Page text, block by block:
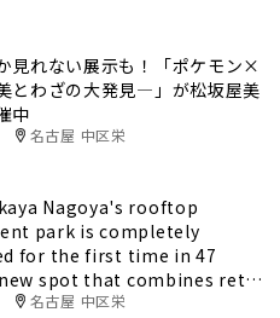
見れない展示も！「ポケモン×
とわざの大発見―」が松坂屋美
中
名古屋 中区栄
Nagoya's rooftop
park is completely
for the first time in 47
spot that combines retro
styles is born
名古屋 中区栄